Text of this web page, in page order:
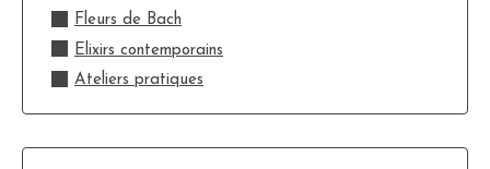
Fleurs de Bach
Elixirs contemporains
Ateliers pratiques